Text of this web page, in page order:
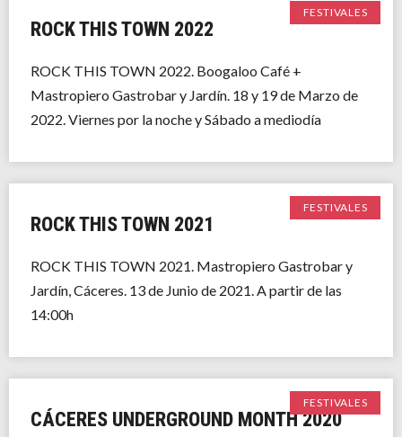
FESTIVALES
ROCK THIS TOWN 2022
ROCK THIS TOWN 2022. Boogaloo Café +
Mastropiero Gastrobar y Jardín. 18 y 19 de Marzo de
2022. Viernes por la noche y Sábado a mediodía
FESTIVALES
ROCK THIS TOWN 2021
ROCK THIS TOWN 2021. Mastropiero Gastrobar y
Jardín, Cáceres. 13 de Junio de 2021. A partir de las
14:00h
FESTIVALES
CÁCERES UNDERGROUND MONTH 2020